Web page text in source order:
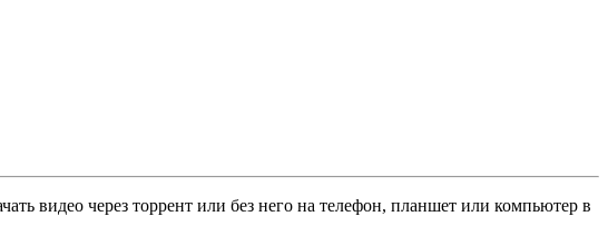
видео через торрент или без него на телефон, планшет или компьютер в